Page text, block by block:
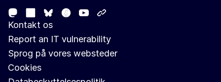
MastodonLinkedIn
Bluesky
Facebook
Youtube
Kontakt os
Report an IT vulnerability
Sprog på vores websteder
Cookies